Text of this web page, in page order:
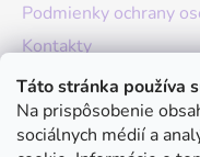
Táto stránka používa
Na prispôsobenie
sociálnych médií a
Podmienky ochrany
Kontakty
O nás
Hodnotenie obchodu
Moja objednávka